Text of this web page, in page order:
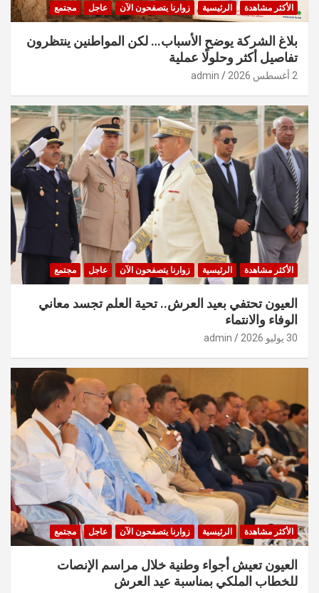
الأكثر مشاهدة الرئيسية زوارنا يتصفحون الآن عاجل مجتمع
بلاغ الشركة يوضح الأسباب… لكن المواطنين ينتظرون
تفاصيل أكثر وحلولًا عملية
2 أغسطس 2026 admin
الأكثر مشاهدة الرئيسية زوارنا يتصفحون الآن عاجل مجتمع
العيون تحتفي بعيد العرش.. تحية العلم تجسد معاني
الوفاء والانتماء
30 يوليو 2026 admin
الأكثر مشاهدة الرئيسية زوارنا يتصفحون الآن عاجل مجتمع
العيون تعيش أجواء وطنية خلال مراسم الإنصات
للخطاب الملكي بمناسبة عيد العرش